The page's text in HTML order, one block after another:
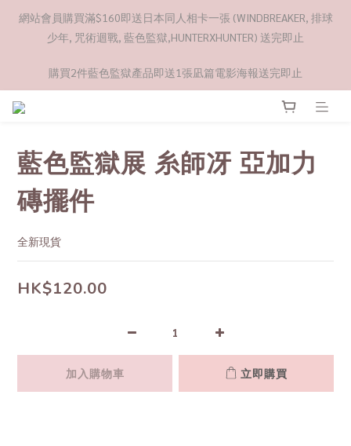
網站會員購買滿$160即送日本同人相卡一張 (WINDBREAKER, 排球
少年, 咒術迴戰, 藍色監獄,HUNTERXHUNTER) 送完即止
購買2件藍色監獄產品即送1張凪篇電影海報送完即止
藍色監獄展 糸師冴 亞加力
磚擺件
全新現貨
HK$120.00
加入購物車 立即購買